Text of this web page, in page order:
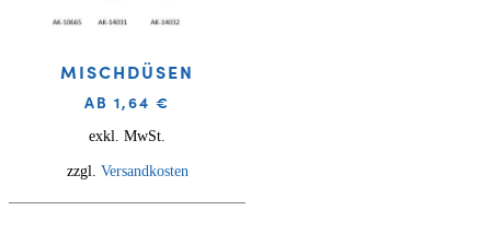
MISCHDÜSEN
AB 1,64 €
exkl. MwSt.
zzgl. Versandkosten